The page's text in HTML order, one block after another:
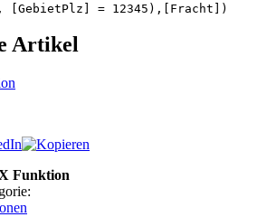
[GebietPlz] = 12345),[Fracht])
Artikel
Funktion